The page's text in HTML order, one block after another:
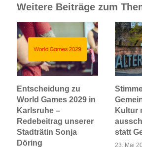
Weitere Beiträge zum
Entscheidung zu
World Games 2029 in
Karlsruhe –
Redebeitrag unserer
Stadträtin Sonja
Döring
Kultur
statt
23. Mai